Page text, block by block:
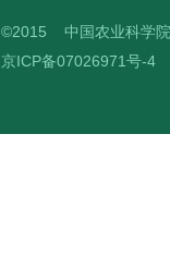
©2015 中国农业科学院
京ICP备07026971号-4